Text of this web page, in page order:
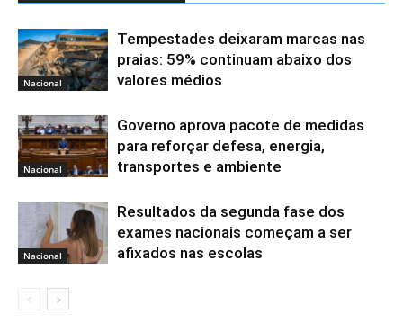
Nacional
Tempestades deixaram marcas nas
praias: 59% continuam abaixo dos
valores médios
Nacional
Governo aprova pacote de medidas
para reforçar defesa, energia,
transportes e ambiente
Nacional
Resultados da segunda fase dos
exames nacionais começam a ser
afixados nas escolas